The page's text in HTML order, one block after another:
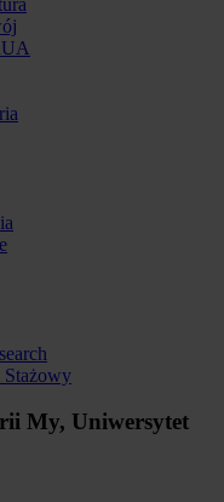
Stażowy
My, Uniwersytet